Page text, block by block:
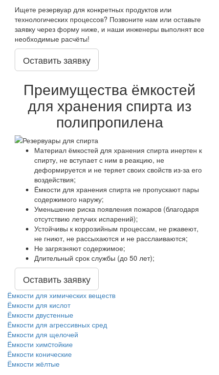
Ищете резервуар для конкретных продуктов или
технологических процессов? Позвоните нам или оставьте
заявку через форму ниже, и наши инженеры выполнят все
необходимые расчёты!
Оставить заявку
Преимущества ёмкостей
для хранения спирта из
полипропилена
Материал ёмкостей для хранения спирта инертен к
спирту, не вступает с ним в реакцию, не
деформируется и не теряет своих свойств из-за его
воздействия;
Ёмкости для хранения спирта не пропускают пары
содержимого наружу;
Уменьшение риска появления пожаров (благодаря
отсутствию летучих испарений);
Устойчивы к коррозийным процессам, не ржавеют,
не гниют, не рассыхаются и не расслаиваются;
Не загрязняют содержимое;
Длительный срок службы (до 50 лет);
Оставить заявку
Ёмкости для химических веществ
Ёмкости для кислот
Ёмкости двустенные
Ёмкости для агрессивных сред
Ёмкости для щелочей
Ёмкости химcтойкие
Ёмкости конические
Ёмкости жёлтые